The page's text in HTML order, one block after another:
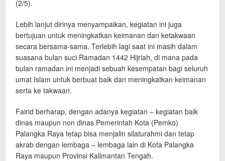
(2/5).
Lebih lanjut dirinya menyampaikan, kegiatan ini juga
bertujuan untuk meningkatkan keimanan dan ketakwaan
secara bersama-sama. Terlebih lagi saat ini masih dalam
suasana bulan suci Ramadan 1442 Hijriah, di mana pada
bulan ramadan ini menjadi sebuah kesempatan bagi seluruh
umat Islam untuk berbuat baik dan meningkatkan keimanan
serta ke takwaan.
Fairid berharap, dengan adanya kegiatan – kegiatan baik
dinas maupun non dinas Pemerintah Kota (Pemko)
Palangka Raya tetap bisa menjalin silaturahmi dan tetap
akrab dengan lembaga – lembaga lain di Kota Palangka
Raya maupun Provinsi Kalimantan Tengah.